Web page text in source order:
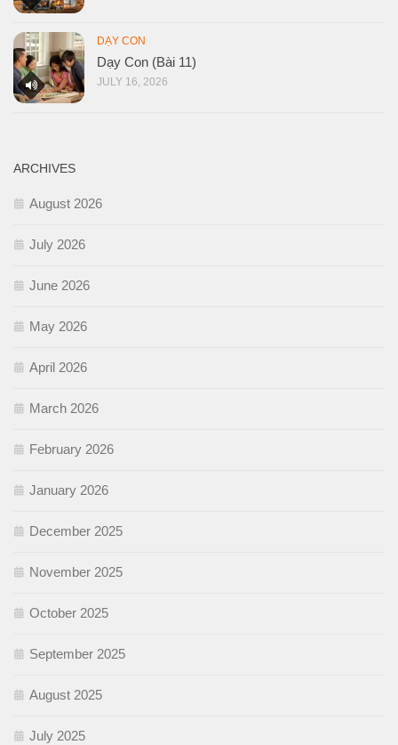
DẠY CON
Dạy Con (Bài 11)
JULY 16, 2026
ARCHIVES
August 2026
July 2026
June 2026
May 2026
April 2026
March 2026
February 2026
January 2026
December 2025
November 2025
October 2025
September 2025
August 2025
July 2025